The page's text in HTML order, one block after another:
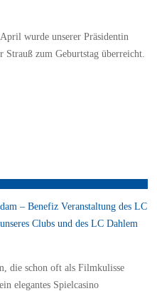
wurde unserer Präsidentin
Strauß zum Geburtstag überreicht.
– Benefiz Veranstaltung des LC
Clubs und des LC Dahlem
die schon oft als Filmkulisse
elegantes Spielcasino